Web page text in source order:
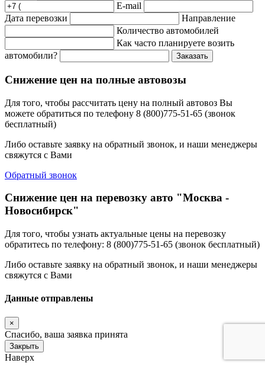
E-mail
Дата перевозки
Направление
Количество автомобилей
Как часто планируете возить
автомобили?
Заказать
Снижение цен на полные автовозы
Для того, чтобы рассчитать цену на полный автовоз Вы
можете обратиться по телефону 8 (800)775-51-65 (звонок
бесплатный)
Либо оставьте заявку на обратный звонок, и наши менеджеры
свяжутся с Вами
Обратный звонок
Снижение цен на перевозку авто "Москва -
Новосибирск"
Для того, чтобы узнать актуальные цены на перевозку
обратитесь по телефону: 8 (800)775-51-65 (звонок бесплатный)
Либо оставьте заявку на обратный звонок, и наши менеджеры
свяжутся с Вами
Данные отправлены
×
Спасибо, ваша заявка принята
Закрыть
Наверх